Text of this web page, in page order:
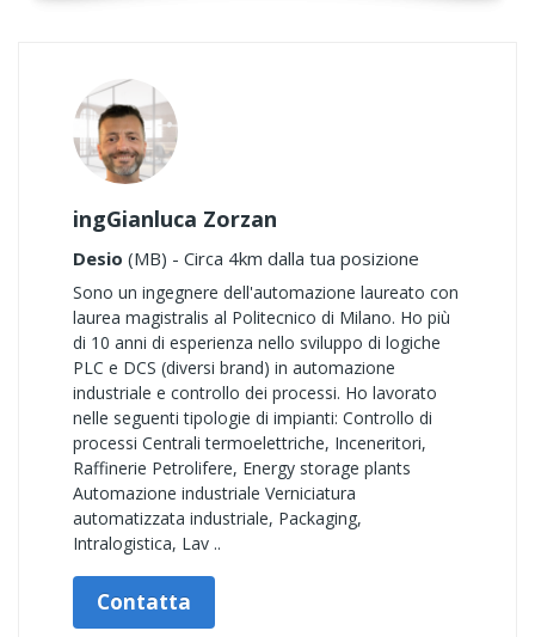
ingGianluca Zorzan
Desio (MB) - Circa 4km dalla tua posizione
Sono un ingegnere dell'automazione laureato con
laurea magistralis al Politecnico di Milano. Ho più
di 10 anni di esperienza nello sviluppo di logiche
PLC e DCS (diversi brand) in automazione
industriale e controllo dei processi. Ho lavorato
nelle seguenti tipologie di impianti: Controllo di
processi Centrali termoelettriche, Inceneritori,
Raffinerie Petrolifere, Energy storage plants
Automazione industriale Verniciatura
automatizzata industriale, Packaging,
Intralogistica, Lav ..
Contatta